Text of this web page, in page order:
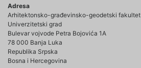
Adresa
Arhitektonsko-građevinsko-geodetski fakultet
Univerzitetski grad
Bulevar vojvode Petra Bojovića 1A
78 000 Banja Luka
Republika Srpska
Bosna i Hercegovina